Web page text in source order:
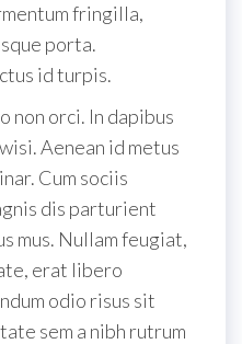
fringilla,
porta.
id turpis.
non orci. In dapibus
Aenean id metus
Cum sociis
dis parturient
mus. Nullam feugiat,
erat libero
odio risus sit
sem a nibh rutrum